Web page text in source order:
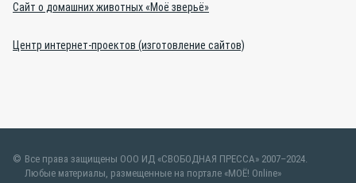
Сайт о домашних животных «Моё зверьё»
Центр интернет-проектов (изготовление сайтов)
Все права защищены ООО ИД «СВОБОДНАЯ ПРЕССА» 2007–2024.
Любые материалы, размещенные на портале «МОЁ! Online»